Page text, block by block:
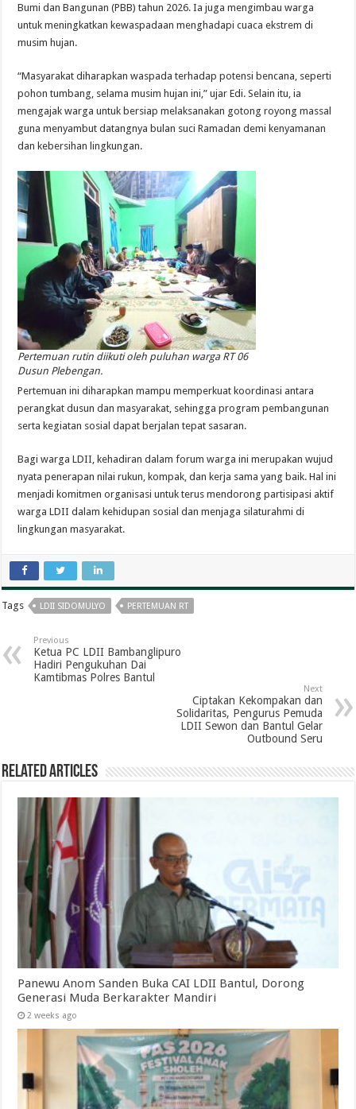
Bumi dan Bangunan (PBB) tahun 2026. Ia juga mengimbau warga
untuk meningkatkan kewaspadaan menghadapi cuaca ekstrem di
musim hujan.
“Masyarakat diharapkan waspada terhadap potensi bencana, seperti
pohon tumbang, selama musim hujan ini,” ujar Edi. Selain itu, ia
mengajak warga untuk bersiap melaksanakan gotong royong massal
guna menyambut datangnya bulan suci Ramadan demi kenyamanan
dan kebersihan lingkungan.
Pertemuan rutin diikuti oleh puluhan warga RT 06
Dusun Plebengan.
Pertemuan ini diharapkan mampu memperkuat koordinasi antara
perangkat dusun dan masyarakat, sehingga program pembangunan
serta kegiatan sosial dapat berjalan tepat sasaran.
Bagi warga LDII, kehadiran dalam forum warga ini merupakan wujud
nyata penerapan nilai rukun, kompak, dan kerja sama yang baik. Hal ini
menjadi komitmen organisasi untuk terus mendorong partisipasi aktif
warga LDII dalam kehidupan sosial dan menjaga silaturahmi di
lingkungan masyarakat.
Tags LDII SIDOMULYO PERTEMUAN RT
Previous
Ketua PC LDII Bambanglipuro
Hadiri Pengukuhan Dai
Kamtibmas Polres Bantul
Next
Ciptakan Kekompakan dan
Solidaritas, Pengurus Pemuda
LDII Sewon dan Bantul Gelar
Outbound Seru
Related Articles
Panewu Anom Sanden Buka CAI LDII Bantul, Dorong
Generasi Muda Berkarakter Mandiri
2 weeks ago